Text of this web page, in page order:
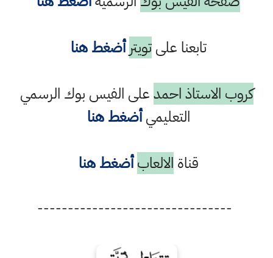
تابعنا علىتويتر أضغط هنا
كروب الاستاذ احمدعلى الفيس بوك الرسمي
التعليميأضغط هنا
قناة الالعاب أضغط هنا
--------------------------------